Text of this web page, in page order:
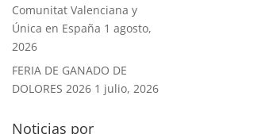
Comunitat Valenciana y
Única en España 1 agosto,
2026
FERIA DE GANADO DE
DOLORES 2026 1 julio, 2026
Noticias por